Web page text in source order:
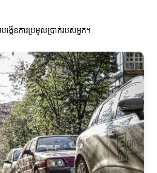
កើនការប្រមូលប្រាក់របស់អ្នក។